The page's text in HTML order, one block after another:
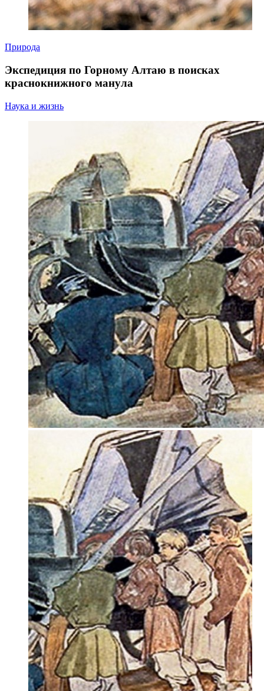
Природа
Экспедиция по Горному Алтаю в поисках
краснокнижного манула
Наука и жизнь